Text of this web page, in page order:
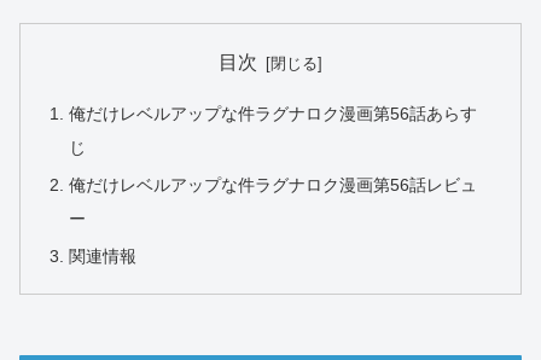
目次
俺だけレベルアップな件ラグナロク漫画第56話あらす
じ
俺だけレベルアップな件ラグナロク漫画第56話レビュ
ー
関連情報